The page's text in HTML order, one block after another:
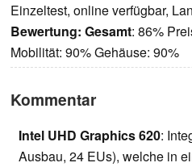
Einzeltest, online verfügbar,
Bewertung: Gesamt: 86%
Mobilität: 90% Gehäuse: 90%
Kommentar
Intel UHD Graphics 620:
Ausbau, 24 EUs), welche in